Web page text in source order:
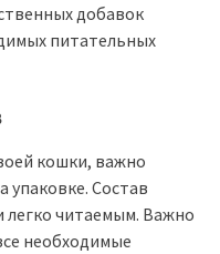
добавок
питательных
кошки, важно
упаковке. Состав
читаемым. Важно
необходимые